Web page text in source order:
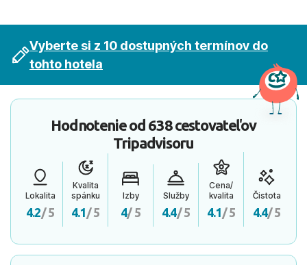
Vyberte si z 10 dostupných termínov do
tohto hotela
Hodnotenie od 638 cestovateľov
Tripadvisoru
Lokalita
4.2/ 5
Kvalita
spánku
4.1/ 5
Izby
4/ 5
Služby
4.4/ 5
Cena/
kvalita
4.1/ 5
Čistota
4.4/ 5